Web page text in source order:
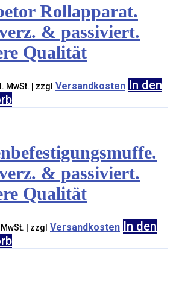
Rollapparat.
& passiviert.
Qualität
MwSt. | zzgl Versandkosten In den
& passiviert.
Qualität
| zzgl Versandkosten In den